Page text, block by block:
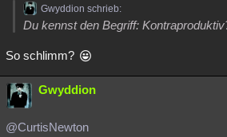
Gwyddion schrieb:
Du kennst den Begriff:
So schlimm?
Gwyddion
@CurtisNewton